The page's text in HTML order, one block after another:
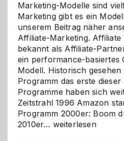
Marketing-Modelle sind
Marketing gibt es ein
unserem Beitrag näher
Affiliate-Marketing.
bekannt als Affiliate-
ein performance-basiertes
Modell. Historisch
Programm das erste
Programme haben sich
Zeitstrahl 1996 Amazon
Programm 2000er: Boom
2010er… Affiliate-
weiterlesen